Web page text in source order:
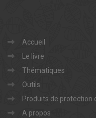
Accueil
Le livre
Thématiques
Outils
Produits de protection
A propos